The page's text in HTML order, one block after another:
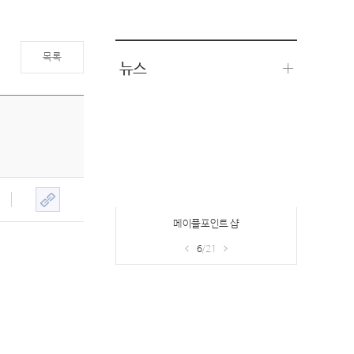
목록
뉴스
메이플포인트 샵
6/21